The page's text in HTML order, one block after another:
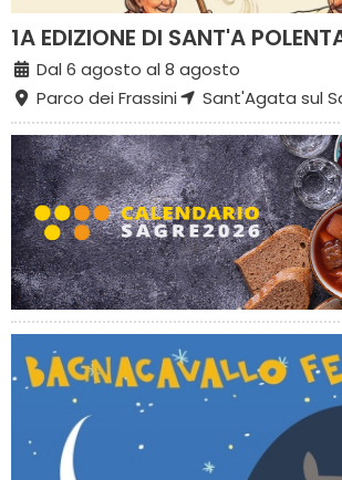
1A EDIZIONE DI SANT'A
Dal 6 agosto al 8 agosto
Parco dei Frassini
Sant'Agata sul